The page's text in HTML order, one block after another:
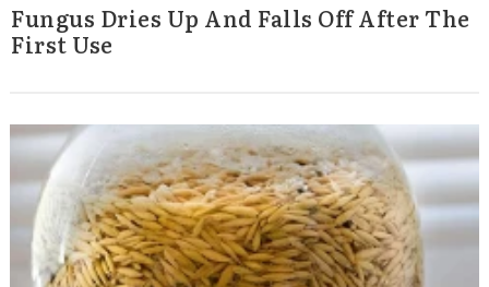
Fungus Dries Up And Falls Off After The
First Use